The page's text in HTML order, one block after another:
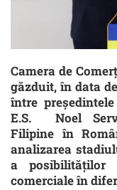
Camera de
găzduit, în data
între
E.S. Noel
Filipine în
analizarea
a posibilităților
comerciale în